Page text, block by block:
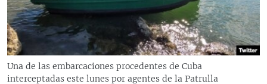
ESPECIALES
ESPECIALES
LA REALIDAD DE LA VIVIENDA EN CUBA
SER VIEJO EN CUBA
MULTIMEDIA
EDITORIALES
Una de las embarcaciones procedentes de Cuba
interceptadas este lunes por agentes de la Patrulla